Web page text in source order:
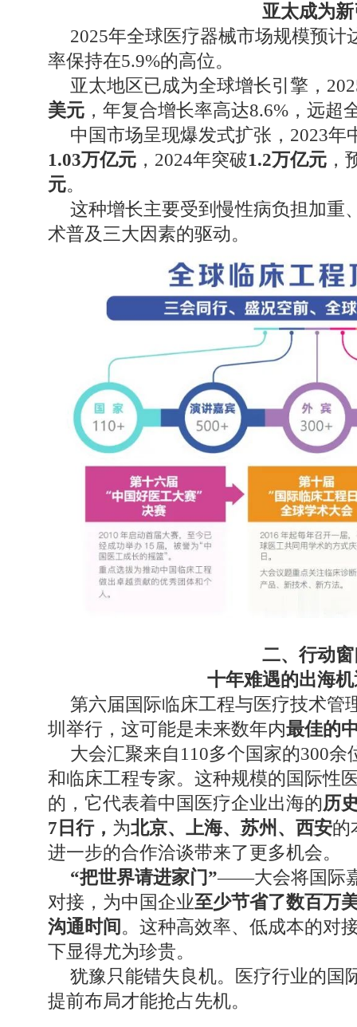
亚太成为
2025年全球医疗器械市场规模预计
率保持在5.9%的高位。
亚太地区已成为全球增长引擎，
美元 ，年复合增长率高达8.6%，远超
中国市场呈现爆发式扩张，2023年
1.03万亿元 ，2024年突破1.2万亿元 ，
元。
这种增长主要受到慢性病负担加重
术普及三大因素的驱动。
二、行动
十年难遇的出海
第六届国际临床工程与医疗技术管
圳举行，这可能是未来数年内最佳的
大会汇聚来自110多个国家的300
和临床工程专家。这种规模的国际性
的，它代表着中国医疗企业出海的历
7日行， 为北京、上海、苏州、西安的
进一步的合作洽谈带来了更多机会。
“把世界请进家门”——大会将国际
对接，为中国企业至少节省了数百万
沟通时间。这种高效率、低成本的对
下显得尤为珍贵。
犹豫只能错失良机。医疗行业的国
提前布局才能抢占先机。